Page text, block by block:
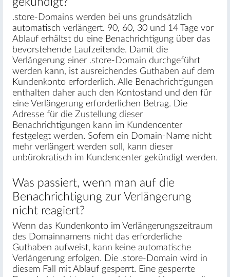
.store-Domains werden bei uns grundsätzlich
automatisch verlängert. 90, 60, 30 und 14 Tage vor
Ablauf erhältst du eine Benachrichtigung über das
bevorstehende Laufzeitende. Damit die
Verlängerung einer .store-Domain durchgeführt
werden kann, ist ausreichendes Guthaben auf dem
Kundenkonto erforderlich. Alle Benachrichtigungen
enthalten daher auch den Kontostand und den für
eine Verlängerung erforderlichen Betrag. Die
Adresse für die Zustellung dieser
Benachrichtigungen kann im Kundencenter
festgelegt werden. Sofern ein Domain-Name nicht
mehr verlängert werden soll, kann dieser
unbürokratisch im Kundencenter gekündigt werden.
Was passiert, wenn man auf die
Benachrichtigung zur Verlängerung
nicht reagiert?
Wenn das Kundenkonto im Verlängerungszeitraum
des Domainnamens nicht das erforderliche
Guthaben aufweist, kann keine automatische
Verlängerung erfolgen. Die .store-Domain wird in
diesem Fall mit Ablauf gesperrt. Eine gesperrte